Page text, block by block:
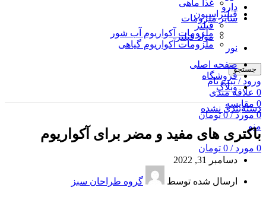
غذا ماهی
فیلتراسیون
فیلتر
مواد فیلتر
نور
جستجو
ورود / ثبت نام
0 علاقه مندی
0 مقايسه
0 مورد /
0 تومان
منو
0 مورد /
0 تومان
دارو
سایر ملزومات
ملزومات آکواریوم آب شور
ملزومات آکواریوم گیاهی
صفحه اصلی
فروشگاه
وبلاگ
دسته‌بندی نشده
باکتری های مفید و مضر برای آکواریوم
دسامبر 31, 2022
ارسال شده توسط گروه طراحان سبز